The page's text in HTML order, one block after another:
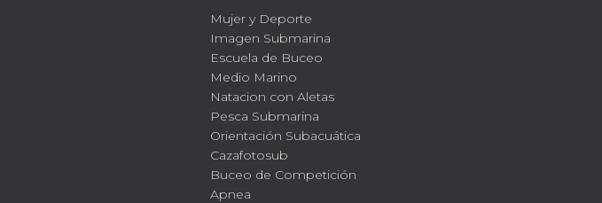
Mujer y Deporte
Imagen Submarina
Escuela de Buceo
Medio Marino
Natacion con Aletas
Pesca Submarina
Orientación Subacuática
Cazafotosub
Buceo de Competición
Apnea